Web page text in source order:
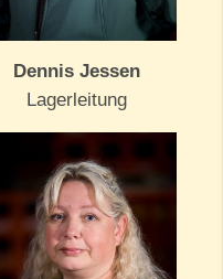
Dennis Jessen
Lagerleitung